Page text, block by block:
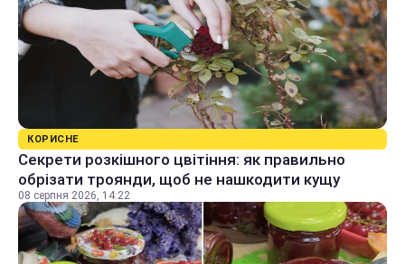
КОРИСНЕ
Секрети розкішного цвітіння: як правильно
обрізати троянди, щоб не нашкодити кущу
08 серпня 2026, 14:22